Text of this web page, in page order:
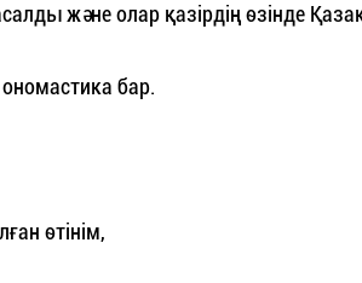
және олар қазірдің өзінде
бар.
өтінім,